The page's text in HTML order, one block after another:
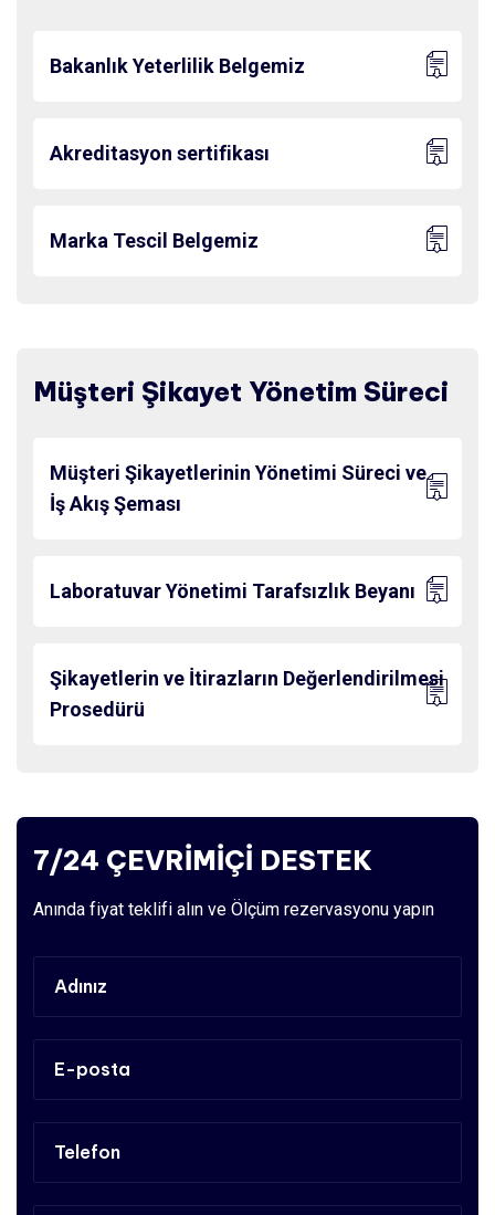
Bakanlık Yeterlilik Belgemiz
Akreditasyon sertifikası
Marka Tescil Belgemiz
Müşteri Şikayet Yönetim Süreci
Müşteri Şikayetlerinin Yönetimi Süreci ve
İş Akış Şeması
Laboratuvar Yönetimi Tarafsızlık Beyanı
Şikayetlerin ve İtirazların Değerlendirilmesi
Prosedürü
7/24 ÇEVRİMİÇİ DESTEK
Anında fiyat teklifi alın ve Ölçüm rezervasyonu yapın